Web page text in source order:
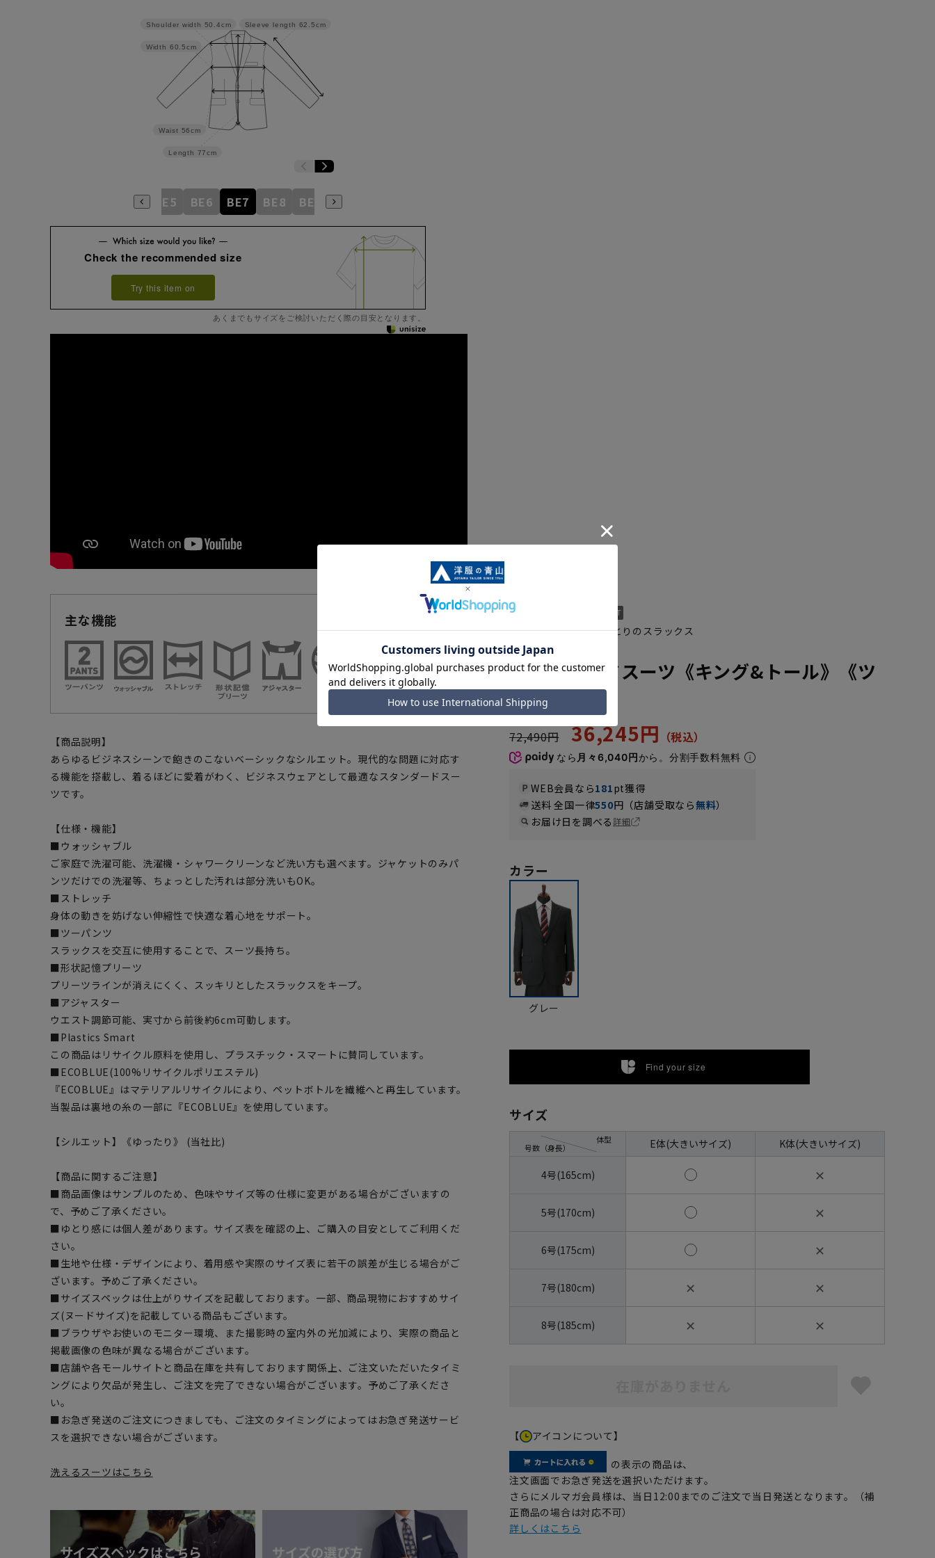
Sleeve length 62.5cm
Length 77cm
Waist 56cm
Width 60.5cm
Shoulder width 50.4cm
BE4 BE5 BE6 BE7 BE8 BE9 BE10
Check the recommended size
Try this item on
あくまでもサイズをご検討いただく際の目安となります。
主な機能
【商品説明】
あらゆるビジネスシーンで飽きのこないベーシックなシルエット。現代的な問題に対応す
る機能を搭載し、着るほどに愛着がわく、ビジネスウェアとして最適なスタンダードスー
ツです。
【仕様・機能】
■ウォッシャブル
ご家庭で洗濯可能、洗濯機・シャワークリーンなど洗い方も選べます。ジャケットのみパ
ンツだけでの洗濯等、ちょっとした汚れは部分洗いもOK。
■ストレッチ
身体の動きを妨げない伸縮性で快適な着心地をサポート。
■ツーパンツ
スラックスを交互に使用することで、スーツ長持ち。
■形状記憶プリーツ
プリーツラインが消えにくく、スッキリとしたスラックスをキープ。
■アジャスター
ウエスト調節可能、実寸から前後約6cm可動します。
■Plastics Smart
この商品はリサイクル原料を使用し、プラスチック・スマートに賛同しています。
■ECOBLUE(100%リサイクルポリエステル)
『ECOBLUE』はマテリアルリサイクルにより、ペットボトルを繊維へと再生しています。
当製品は裏地の糸の一部に『ECOBLUE』を使用しています。
【シルエット】《ゆったり》 (当社比)
【商品に関するご注意】
■商品画像はサンプルのため、色味やサイズ等の仕様に変更がある場合がございますの
で、予めご了承ください。
■ゆとり感には個人差があります。サイズ表を確認の上、ご購入の目安としてご利用くだ
さい。
■生地や仕様・デザインにより、着用感や実際のサイズ表に若干の誤差が生じる場合がご
ざいます。予めご了承ください。
■サイズスペックは仕上がりサイズを記載しております。一部、商品現物におすすめサイ
ズ(ヌードサイズ)を記載している商品もございます。
■ブラウザやお使いのモニター環境、また撮影時の室内外の光加減により、実際の商品と
掲載画像の色味が異なる場合がございます。
■店舗や各モールサイトと商品在庫を共有しております関係上、ご注文いただいたタイミ
ングにより欠品が発生し、ご注文を完了できない場合がございます。予めご了承くださ
い。
■お急ぎ発送のご注文につきましても、ご注文のタイミングによってはお急ぎ発送サービ
スを選択できない場合がございます。
洗えるスーツはこちら
ウエスト調節可能なゆとりのスラックス
YRG31014-37
スタンダードスーツ《キング&トール》《ツ
ーパンツ》
72,490円 36,245円
なら 月々6,040円から。分割手数料無料
WEB会員なら181pt獲得
送料 全国一律550円（店舗受取なら無料）
お届け日を調べる詳細
カラー
グレー
Find your size
サイズ
号数（身長）
体型 E体(大きいサイズ) K体(大きいサイズ)
4号(165cm) ✕
5号(170cm) ✕
6号(175cm) ✕
7号(180cm) ✕ ✕
8号(185cm) ✕ ✕
【 アイコンについて】
の表示の商品は、
注文画面でお急ぎ発送を選択いただけます。
さらにメルマガ会員様は、当日12:00までのご注文で当日発送となります。（補
正商品の場合は対応不可）
詳しくはこちら